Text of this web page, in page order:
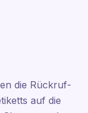
die Rückruf-
auf die